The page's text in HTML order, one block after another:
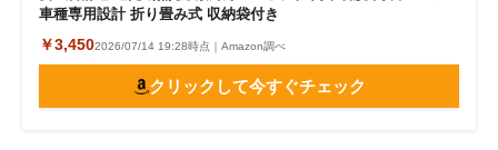
車種専用設計 折り畳み式 収納袋付き
￥3,4502026/07/14 19:28時点｜Amazon調べ
クリックして今すぐチェック